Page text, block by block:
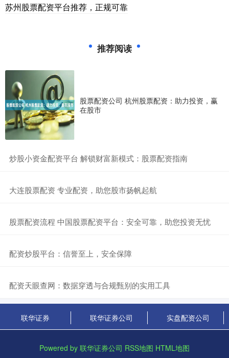
苏州股票配资平台推荐，正规可靠
推荐阅读
股票配资公司 杭州股票配资：助力投资，赢
在股市
​炒股小资金配资平台 解锁财富新模式：股票配资指南
​大连股票配资 专业配资，助您股市扬帆起航
​股票配资流程 中国股票配资平台：安全可靠，助您投资无忧
​配资炒股平台：信誉至上，安全保障
​配资天眼查网：数据穿透与合规甄别的实用工具
联华证券 联华证券公司 实盘配资公司
Powered by 联华证券公司 RSS地图 HTML地图